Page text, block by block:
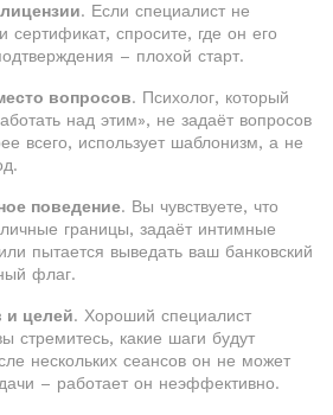
. Если специалист не
сертификат, спросите, где он его
– плохой старт.
вопросов. Психолог, который
над этим», не задаёт вопросов
всего, использует шаблонизм, а не
поведение. Вы чувствуете, что
личные границы, задаёт интимные
пытается выведать ваш банковский
флаг.
и целей. Хороший специалист
стремитесь, какие шаги будут
нескольких сеансов он не может
– работает он неэффективно.